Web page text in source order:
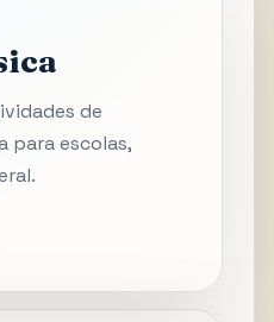
de
para escolas,